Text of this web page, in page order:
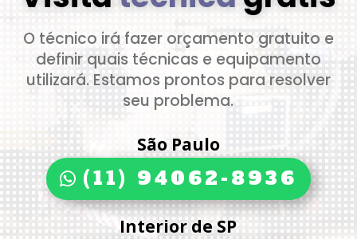
O técnico irá fazer orçamento gratuito e
definir quais técnicas e equipamento
utilizará. Estamos prontos para resolver
seu problema.
São Paulo
(11) 94062-8936
Interior de SP